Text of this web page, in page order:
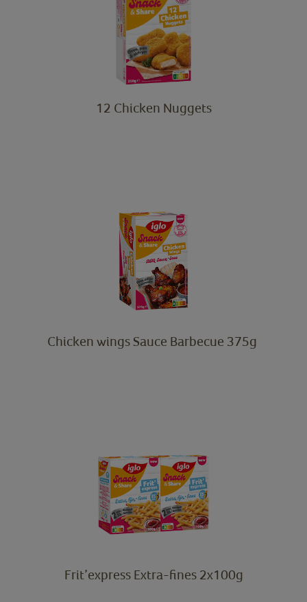
12 Chicken Nuggets
Chicken wings Sauce Barbecue 375g
Frit’express Extra-fines 2x100g